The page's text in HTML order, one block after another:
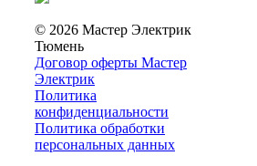
© 2026 Мастер Электрик
Тюмень
Договор оферты Мастер
Электрик
Политика
конфиденциальности
Политика обработки
персональных данных